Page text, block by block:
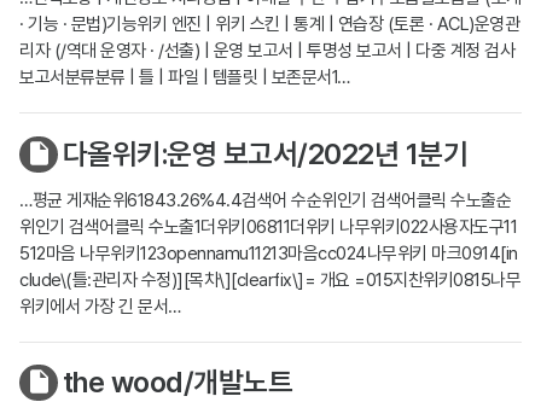
· 기능 · 문법)기능위키 엔진 | 위키 스킨 | 통계 | 연습장 (토론 · ACL)운영관
리자 (/역대 운영자 · /선출) | 운영 보고서 | 투명성 보고서 | 다중 계정 검사
보고서분류분류 | 틀 | 파일 | 템플릿 | 보존문서1…
다올위키:운영 보고서/2022년 1분기
…평균 게재순위61843.26%4.4검색어 수순위인기 검색어클릭 수노출순
위인기 검색어클릭 수노출1더위키06811더위키 나무위키022사용자도구11
512마음 나무위키123opennamu11213마음cc024나무위키 마크0914[in
clude\(틀:관리자 수정)][목차\][clearfix\]= 개요 =015지찬위키0815나무
위키에서 가장 긴 문서…
the wood/개발노트